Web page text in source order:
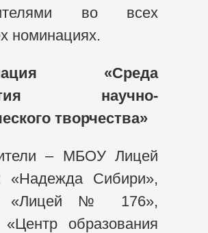
во всех
номинациях.
«Среда
научно-
творчества»
– МБОУ Лицей
Сибири»,
«Лицей № 176»,
образования